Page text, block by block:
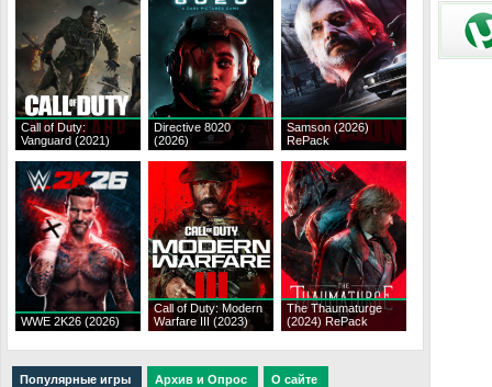
Call of Duty:
Vanguard (2021)
Directive 8020
(2026)
Samson (2026)
RePack
WWE 2K26 (2026)
Call of Duty: Modern
Warfare III (2023)
The Thaumaturge
(2024) RePack
Популярные игры Архив и Опрос О сайте